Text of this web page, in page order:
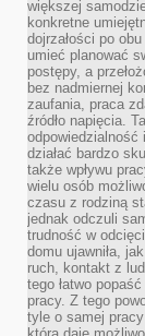
większej
konkretne
dojrzałości po
umieć planować
postępy, a
bez nadmiernej
zaufania, praca
źródło napięcia.
działać bardzo
także wpływu
wielu osób
czasu z rodziną
jednak odczuli
trudność w
domu ujawniła,
ruch, kontakt z
tego łatwo
pracy. Z tego
tyle o samej